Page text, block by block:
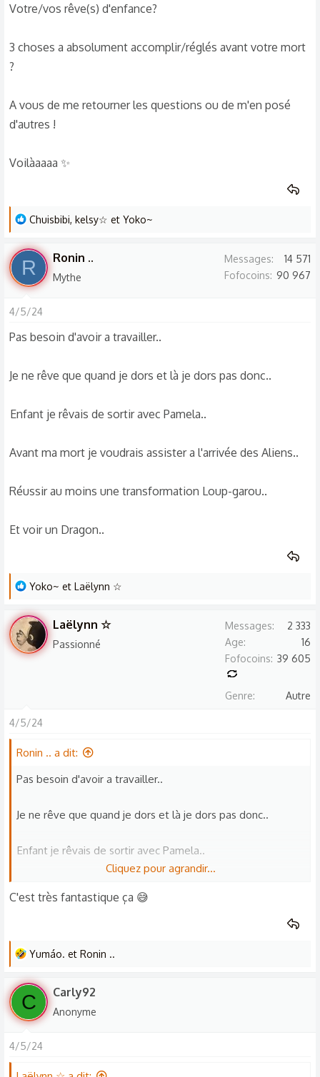
Votre/vos rêve(s) d'enfance?
3 choses a absolument accomplir/réglés avant votre mort
?
A vous de me retourner les questions ou de m'en posé
d'autres !
Voilàaaaa ✨
L
s
r
é
c
t
n
:
Chuisbibi, kelsy☆ et Yoko~
R Ronin ..
Mythe
Messages
14 571
Fofocoins 90 967
4/5/24
Pas besoin d'avoir a travailler..
Je ne rêve que quand je dors et là je dors pas donc..
Enfant je rêvais de sortir avec Pamela..
Avant ma mort je voudrais assister a l'arrivée des Aliens..
Réussir au moins une transformation Loup-garou..
Et voir un Dragon..
L
s
r
é
i
n
:
Yoko~ et Laëlynn ☆
Laëlynn ☆
Passionné
Messages
2 333
Age
16
Fofocoins 39 605
Genre Autre
4/5/24
Ronin .. a dit:
Pas besoin d'avoir a travailler..
Je ne rêve que quand je dors et là je dors pas donc..
Enfant je rêvais de sortir avec Pamela..
Et voir un Dragon..
Cliquez pour agrandir...
C'est très fantastique ça 😅
L
s
é
c
Yumáo. et Ronin ..
C Carly92
Anonyme
4/5/24